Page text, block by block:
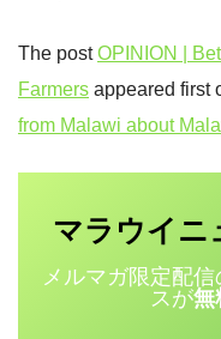
The postOPINION |
Farmers appeared first
from Malawi about
マラウイニ
メルマガ限定配
スが無